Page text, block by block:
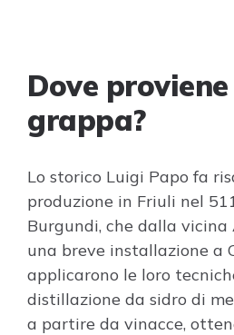
Dove
grappa?
Lo storico Luigi Papo fa
produzione in Friuli nel
Burgundi, che dalla
una breve installazione a
applicarono le loro
distillazione da sidro di
a partire da vinacce,